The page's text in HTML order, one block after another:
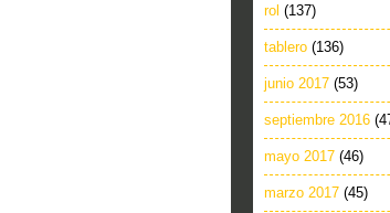
rol (137)
tablero (136)
junio 2017 (53)
septiembre 2016
mayo 2017 (46)
marzo 2017 (45)